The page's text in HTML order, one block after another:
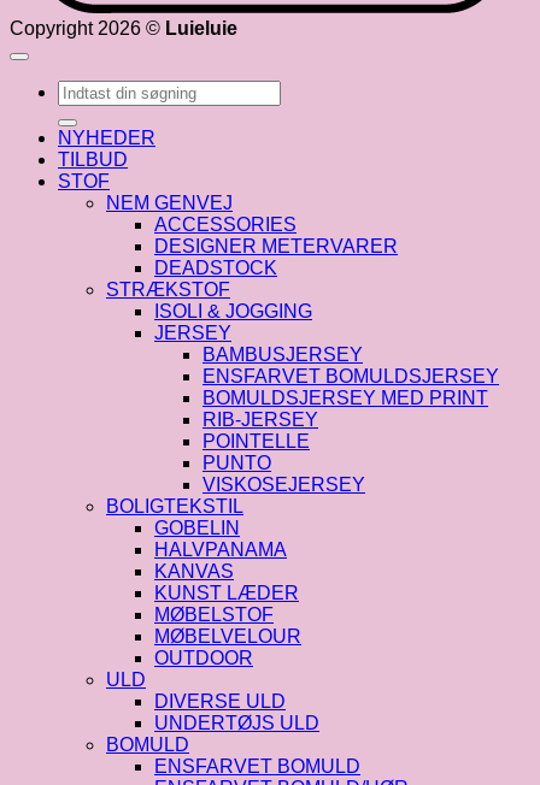
Copyright 2026 © Luieluie
Søg
efter:
NYHEDER
TILBUD
STOF
NEM GENVEJ
ACCESSORIES
DESIGNER METERVARER
DEADSTOCK
STRÆKSTOF
ISOLI & JOGGING
JERSEY
BAMBUSJERSEY
ENSFARVET BOMULDSJERSEY
BOMULDSJERSEY MED PRINT
RIB-JERSEY
POINTELLE
PUNTO
VISKOSEJERSEY
BOLIGTEKSTIL
GOBELIN
HALVPANAMA
KANVAS
KUNST LÆDER
MØBELSTOF
MØBELVELOUR
OUTDOOR
ULD
DIVERSE ULD
UNDERTØJS ULD
BOMULD
ENSFARVET BOMULD